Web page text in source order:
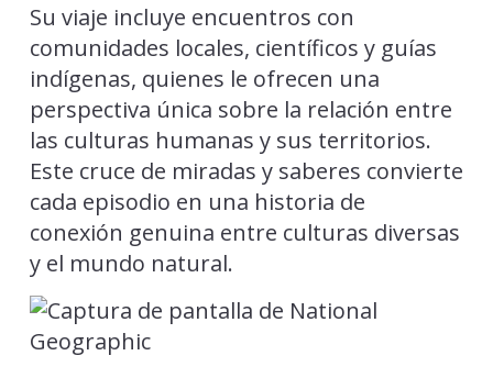
Su viaje incluye encuentros con
comunidades locales, científicos y guías
indígenas, quienes le ofrecen una
perspectiva única sobre la relación entre
las culturas humanas y sus territorios.
Este cruce de miradas y saberes convierte
cada episodio en una historia de
conexión genuina entre culturas diversas
y el mundo natural.